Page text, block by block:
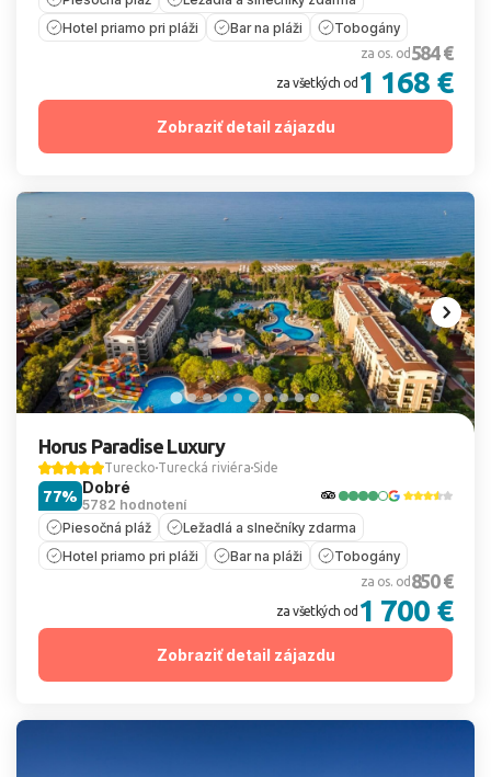
Hotel priamo pri pláži
Bar na pláži Tobogány
za os. od 584 €
za všetkých od 1 168 €
Zobraziť detail zájazdu
Horus Paradise Luxury
Turecko Turecká riviéra Side
Dobré
5782 hodnotení
77%
Piesočná pláž
Ležadlá a slnečníky zdarma
Hotel priamo pri pláži
Bar na pláži Tobogány
za os. od 850 €
za všetkých od 1 700 €
Zobraziť detail zájazdu